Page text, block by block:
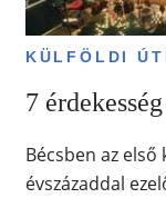
KÜLFÖLDI
7
Bécsben az
évszázaddal